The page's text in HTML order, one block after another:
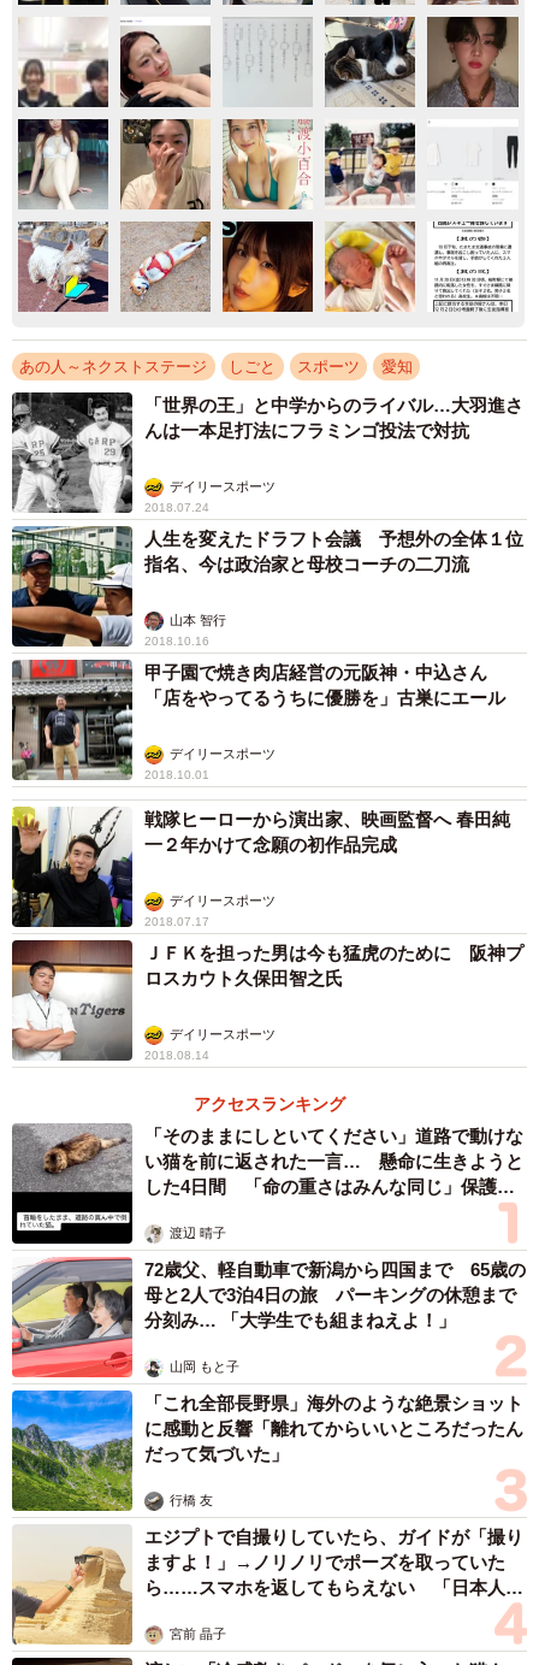
あの人～ネクストステージ しごと スポーツ 愛知
「世界の王」と中学からのライバル…大羽進さ
んは一本足打法にフラミンゴ投法で対抗
デイリースポーツ
2018.07.24
人生を変えたドラフト会議 予想外の全体１位
指名、今は政治家と母校コーチの二刀流
山本 智行
2018.10.16
甲子園で焼き肉店経営の元阪神・中込さん
「店をやってるうちに優勝を」古巣にエール
デイリースポーツ
2018.10.01
戦隊ヒーローから演出家、映画監督へ 春田純
一２年かけて念願の初作品完成
デイリースポーツ
2018.07.17
ＪＦＫを担った男は今も猛虎のために 阪神プ
ロスカウト久保田智之氏
デイリースポーツ
2018.08.14
アクセスランキング
「そのままにしといてください」道路で動けな
い猫を前に返された一言… 懸命に生きようと
した4日間 「命の重さはみんな同じ」保護団
渡辺 晴子
72歳父、軽自動車で新潟から四国まで 65歳の
母と2人で3泊4日の旅 パーキングの休憩まで
分刻み… 「大学生でも組まねえよ！」
山岡 もと子
「これ全部長野県」海外のような絶景ショット
に感動と反響「離れてからいいところだったん
だって気づいた」
行橋 友
エジプトで自撮りしていたら、ガイドが「撮り
ますよ！」→ノリノリでポーズを取っていた
ら……スマホを返してもらえない 「日本人は
カモ代表かも」「私は6時間で3万円払った」
宮前 晶子